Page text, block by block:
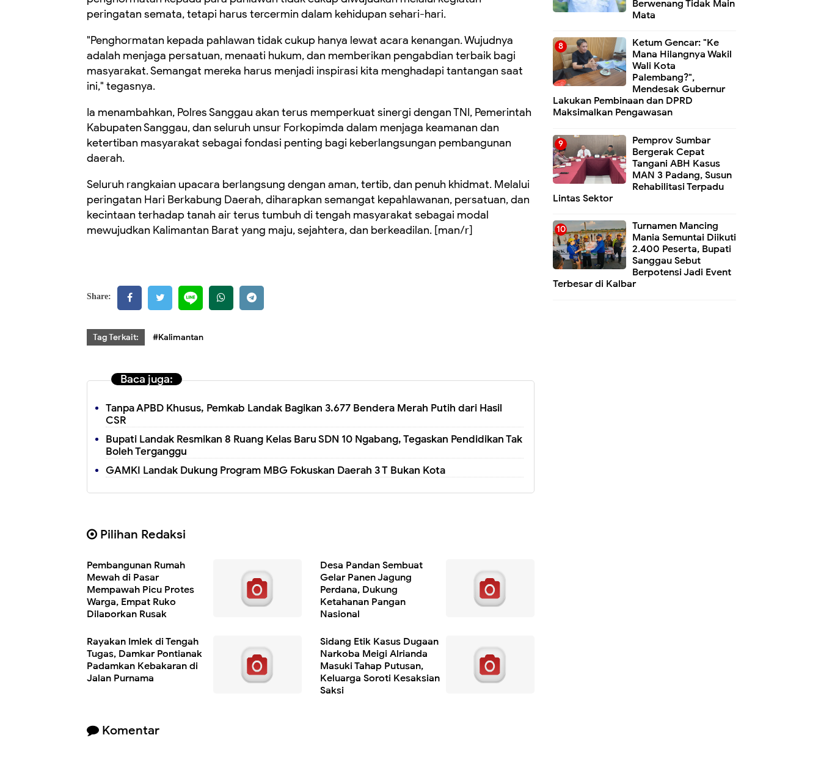
peringatan semata, tetapi harus tercermin dalam kehidupan sehari-hari.
"Penghormatan kepada pahlawan tidak cukup hanya lewat acara kenangan. Wujudnya
adalah menjaga persatuan, menaati hukum, dan memberikan pengabdian terbaik bagi
masyarakat. Semangat mereka harus menjadi inspirasi kita menghadapi tantangan saat
ini," tegasnya.
Ia menambahkan, Polres Sanggau akan terus memperkuat sinergi dengan TNI, Pemerintah
Kabupaten Sanggau, dan seluruh unsur Forkopimda dalam menjaga keamanan dan
ketertiban masyarakat sebagai fondasi penting bagi keberlangsungan pembangunan
daerah.
Seluruh rangkaian upacara berlangsung dengan aman, tertib, dan penuh khidmat. Melalui
peringatan Hari Berkabung Daerah, diharapkan semangat kepahlawanan, persatuan, dan
kecintaan terhadap tanah air terus tumbuh di tengah masyarakat sebagai modal
mewujudkan Kalimantan Barat yang maju, sejahtera, dan berkeadilan. [man/r]
Share:
Tag Terkait: #Kalimantan
Baca juga:
Tanpa APBD Khusus, Pemkab Landak Bagikan 3.677 Bendera Merah Putih dari Hasil
CSR
Bupati Landak Resmikan 8 Ruang Kelas Baru SDN 10 Ngabang, Tegaskan Pendidikan Tak
Boleh Terganggu
GAMKI Landak Dukung Program MBG Fokuskan Daerah 3 T Bukan Kota
Pilihan Redaksi
Pembangunan Rumah
Mewah di Pasar
Mempawah Picu Protes
Warga, Empat Ruko
Dilaporkan Rusak
Desa Pandan Sembuat
Gelar Panen Jagung
Perdana, Dukung
Ketahanan Pangan
Nasional
Rayakan Imlek di Tengah
Tugas, Damkar Pontianak
Padamkan Kebakaran di
Jalan Purnama
Sidang Etik Kasus Dugaan
Narkoba Meigi Alrianda
Masuki Tahap Putusan,
Keluarga Soroti Kesaksian
Saksi
Komentar
Berwenang Tidak Main
Mata
Ketum Gencar: "Ke
Mana Hilangnya Wakil
Wali Kota
Palembang?",
Mendesak Gubernur
Lakukan Pembinaan dan DPRD
Maksimalkan Pengawasan
Pemprov Sumbar
Bergerak Cepat
Tangani ABH Kasus
MAN 3 Padang, Susun
Rehabilitasi Terpadu
Lintas Sektor
Turnamen Mancing
Mania Semuntai Diikuti
2.400 Peserta, Bupati
Sanggau Sebut
Berpotensi Jadi Event
Terbesar di Kalbar